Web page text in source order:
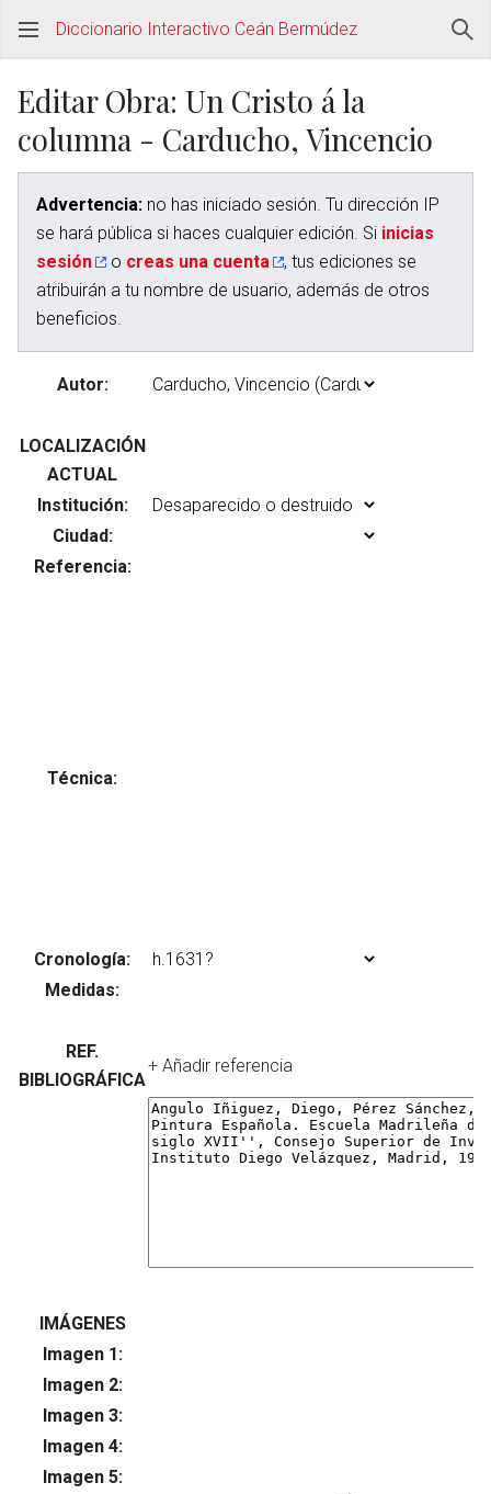
Diccionario Interactivo Ceán Bermúdez
Editar Obra: Un Cristo á la
columna - Carducho, Vincencio
Advertencia: no has iniciado sesión. Tu dirección IP
se hará pública si haces cualquier edición. Si inicias
sesión
o creas una cuenta
, tus ediciones se
atribuirán a tu nombre de usuario, además de otros
beneficios.
Autor:
LOCALIZACIÓN
ACTUAL
Institución:
Ciudad:
Referencia:
Técnica:
Cronología:
Medidas:
REF.
BIBLIOGRÁFICA
+ Añadir referencia
IMÁGENES
Imagen 1:
Imagen 2:
Imagen 3:
Imagen 4:
Imagen 5: